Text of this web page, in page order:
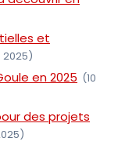
et
2025)
en 2025 (10
des projets